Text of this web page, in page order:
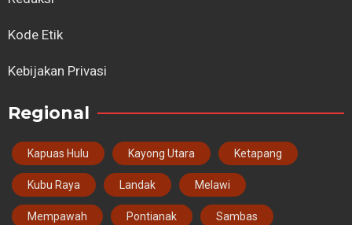
Kode Etik
Kebijakan Privasi
Regional
Kapuas Hulu Kayong Utara Ketapang
Kubu Raya Landak Melawi
Mempawah Pontianak Sambas